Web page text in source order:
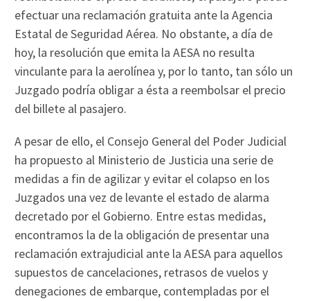
efectuar una reclamación gratuita ante la Agencia
Estatal de Seguridad Aérea. No obstante, a día de
hoy, la resolución que emita la AESA no resulta
vinculante para la aerolínea y, por lo tanto, tan sólo un
Juzgado podría obligar a ésta a reembolsar el precio
del billete al pasajero.
A pesar de ello, el Consejo General del Poder Judicial
ha propuesto al Ministerio de Justicia una serie de
medidas a fin de agilizar y evitar el colapso en los
Juzgados una vez de levante el estado de alarma
decretado por el Gobierno. Entre estas medidas,
encontramos la de la obligación de presentar una
reclamación extrajudicial ante la AESA para aquellos
supuestos de cancelaciones, retrasos de vuelos y
denegaciones de embarque, contempladas por el